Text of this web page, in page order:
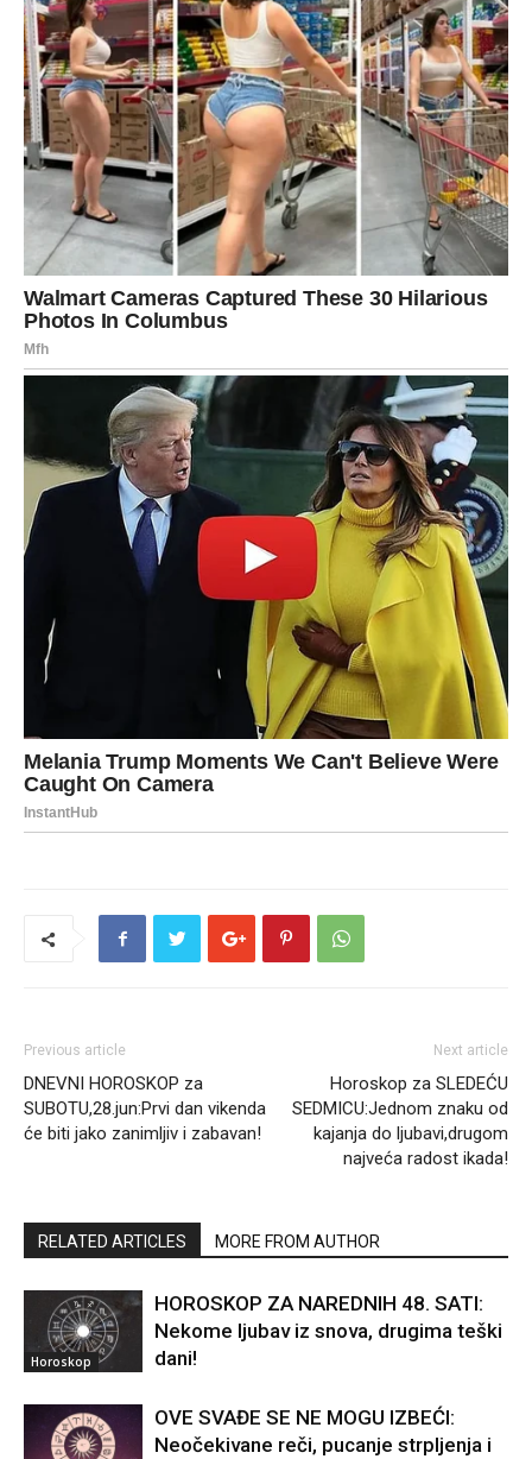
Previous article
DNEVNI HOROSKOP za
SUBOTU,28.jun:Prvi dan vikenda
će biti jako zanimljiv i zabavan!
Next article
Horoskop za SLEDEĆU
SEDMICU:Jednom znaku od
kajanja do ljubavi,drugom
najveća radost ikada!
RELATED ARTICLES MORE FROM AUTHOR
Horoskop
HOROSKOP ZA NAREDNIH 48. SATI:
Nekome ljubav iz snova, drugima teški
dani!
OVE SVAĐE SE NE MOGU IZBEĆI:
Neočekivane reči, pucanje strpljenja i